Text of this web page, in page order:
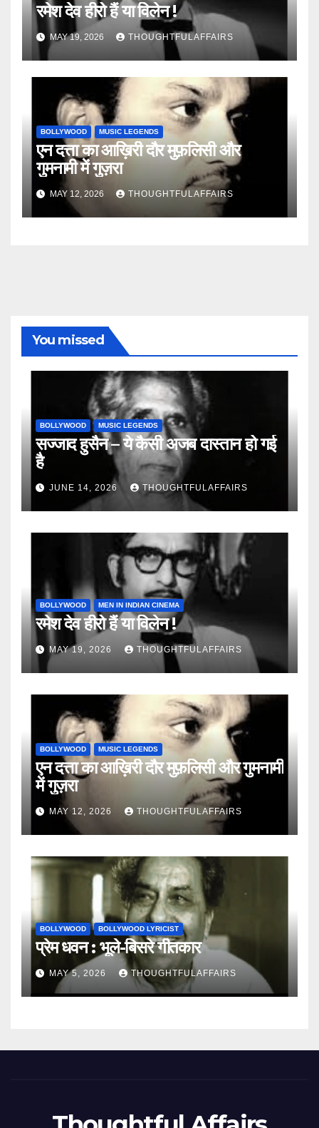
रमेश देव हीरो हैं या विलेन !
MAY 19, 2026 THOUGHTFULAFFAIRS
BOLLYWOOD MUSIC LEGENDS
एन दत्ता का आख़िरी दौर मुफ़लिसी और
गुमनामी में गुज़रा
MAY 12, 2026 THOUGHTFULAFFAIRS
You missed
BOLLYWOOD MUSIC LEGENDS
सज्जाद हुसैन – ये कैसी अजब दास्तान हो गई
है
JUNE 14, 2026 THOUGHTFULAFFAIRS
BOLLYWOOD MEN IN INDIAN CINEMA
रमेश देव हीरो हैं या विलेन !
MAY 19, 2026 THOUGHTFULAFFAIRS
BOLLYWOOD MUSIC LEGENDS
एन दत्ता का आख़िरी दौर मुफ़लिसी और गुमनामी
में गुज़रा
MAY 12, 2026 THOUGHTFULAFFAIRS
BOLLYWOOD BOLLYWOOD LYRICIST
प्रेम धवन : भूले-बिसरे गीतकार
MAY 5, 2026 THOUGHTFULAFFAIRS